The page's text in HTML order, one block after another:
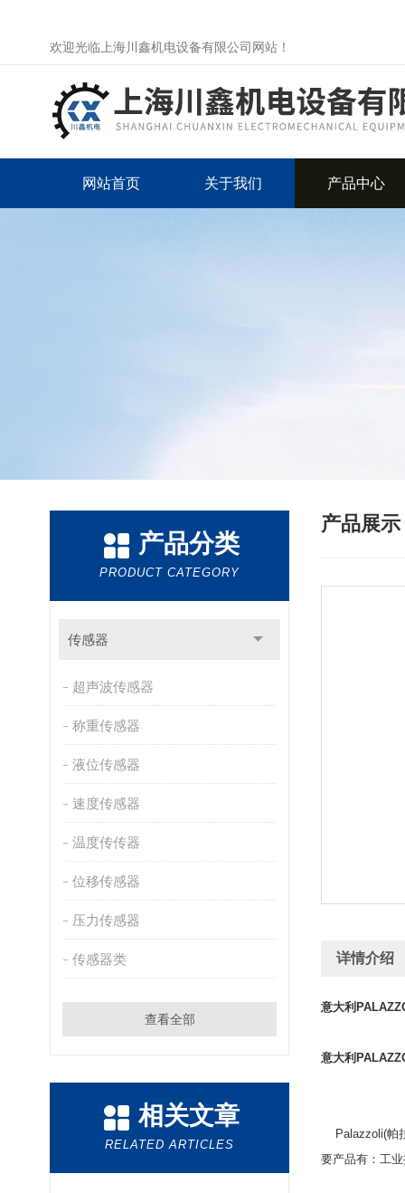
欢迎光临上海川鑫机电设备有限公司网站！
网站首页 关于我们 产品中心
产品分类
PRODUCT CATEGORY
传感器
超声波传感器
称重传感器
液位传感器
速度传感器
温度传传器
位移传感器
压力传感器
传感器类
查看全部
相关文章
RELATED ARTICLES
产品展示
详情介绍
意大利
意大利
Palazzoli(帕
要产品有：工